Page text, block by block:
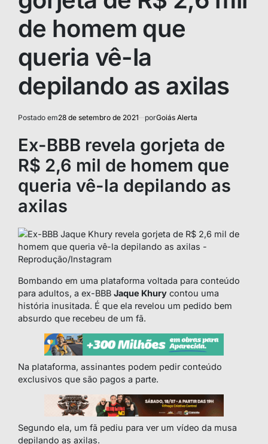
de homem que
queria vê-la
depilando as axilas
Postado em28 de setembro de 2021 porGoiás Alerta
Ex-BBB revela gorjeta de
R$ 2,6 mil de homem que
queria vê-la depilando as
axilas
Bombando em uma plataforma voltada para conteúdo
para adultos, a ex-BBB Jaque Khury contou uma
história inusitada. É que ela revelou um pedido bem
absurdo que recebeu de um fã.
Na plataforma, assinantes podem pedir conteúdo
exclusivos que são pagos a parte.
Segundo ela, um fã pediu para ver um vídeo da musa
depilando as axilas.